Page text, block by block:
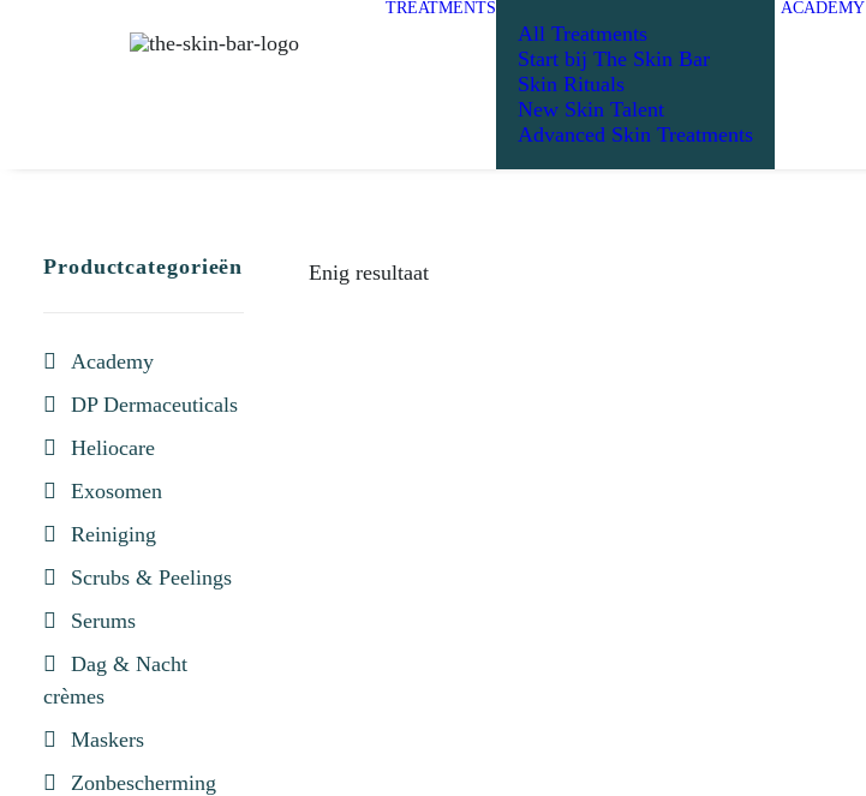
TREATMENTS
All Treatments
Start bij The Skin Bar
Skin Rituals
New Skin Talent
Advanced Skin Treatments
ACADEMY
Productcategorieën
Academy
DP Dermaceuticals
Heliocare
Exosomen
Reiniging
Scrubs & Peelings
Serums
Dag & Nacht
crèmes
Maskers
Zonbescherming
Enig resultaat